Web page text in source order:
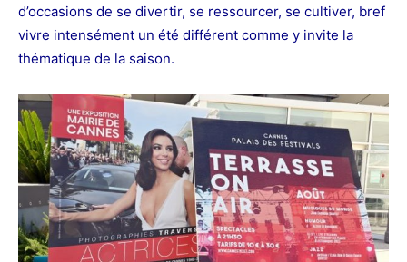
d’occasions de se divertir, se ressourcer, se cultiver, bref
vivre intensément un été différent comme y invite la
thématique de la saison.